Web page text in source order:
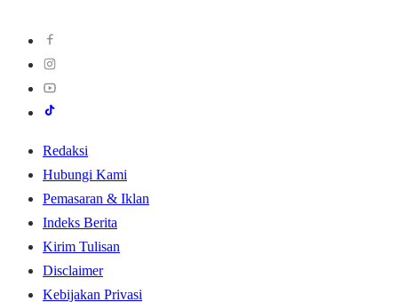
Redaksi
Hubungi Kami
Pemasaran & Iklan
Indeks Berita
Kirim Tulisan
Disclaimer
Kebijakan Privasi